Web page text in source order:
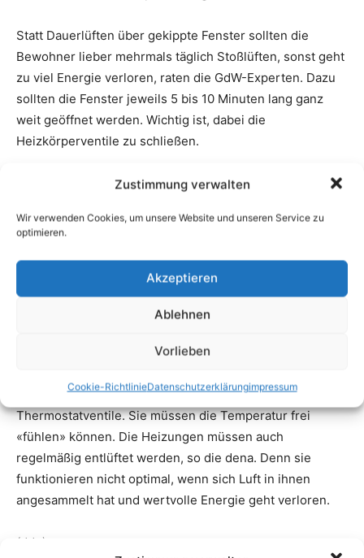
Zustimmung verwalten
Wir verwenden Cookies, um unsere Website und unseren Service zu
optimieren.
Akzeptieren
Ablehnen
Vorlieben
Cookie-RichtlinieDatenschutzerklärungimpressum